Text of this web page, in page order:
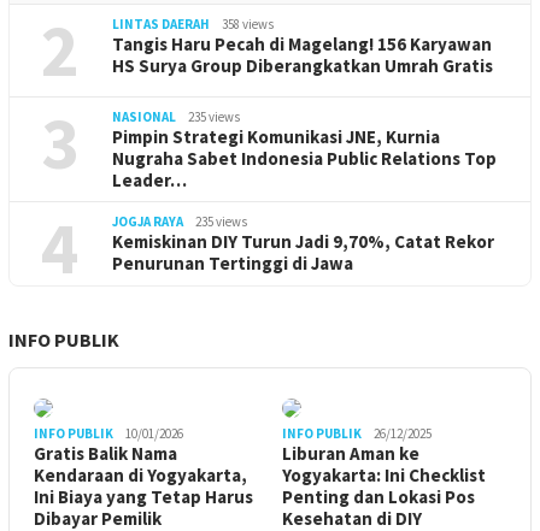
2 LINTAS DAERAH 358 views
Tangis Haru Pecah di Magelang! 156 Karyawan
HS Surya Group Diberangkatkan Umrah Gratis
3 NASIONAL 235 views
Pimpin Strategi Komunikasi JNE, Kurnia
Nugraha Sabet Indonesia Public Relations Top
Leader…
4 JOGJA RAYA 235 views
Kemiskinan DIY Turun Jadi 9,70%, Catat Rekor
Penurunan Tertinggi di Jawa
INFO PUBLIK
INFO PUBLIK 10/01/2026
Gratis Balik Nama
Kendaraan di Yogyakarta,
Ini Biaya yang Tetap Harus
Dibayar Pemilik
INFO PUBLIK 26/12/2025
Liburan Aman ke
Yogyakarta: Ini Checklist
Penting dan Lokasi Pos
Kesehatan di DIY